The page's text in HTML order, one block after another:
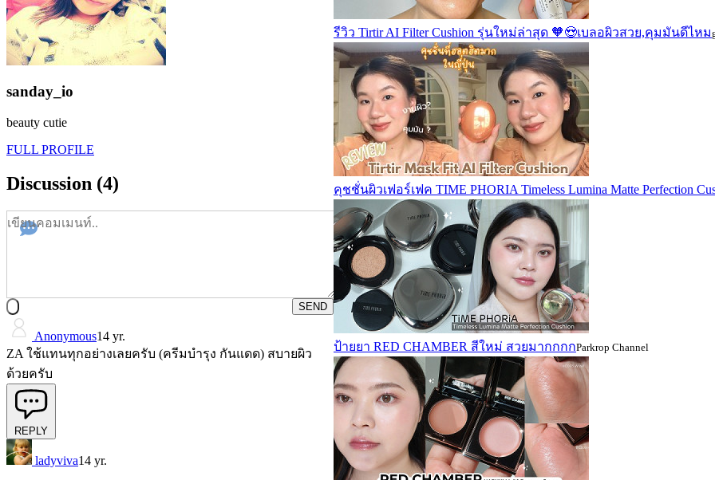
sanday_io
beauty cutie
FULL PROFILE
Discussion (4)
SEND
Anonymous14 yr.
ZA ใช้แทนทุกอย่างเลยครับ (ครีมบำรุง กันแดด) สบายผิว
ด้วยครับ
REPLY
ladyviva14 yr.
รีวิว Tirtir AI Filter Cushion รุ่นใหม่ล่าสุด 🧡😍เบลอผิวสวย,คุมมันดีไหม
คุชชั่นผิวเฟอร์เฟค TIME PHORIA Timeless Lumina Matte Perfection
ป้ายยา RED CHAMBER สีใหม่ สวยมากกกกParkrop Channel